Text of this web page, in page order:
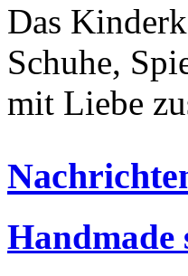
Das
Schuhe,
mit Liebe